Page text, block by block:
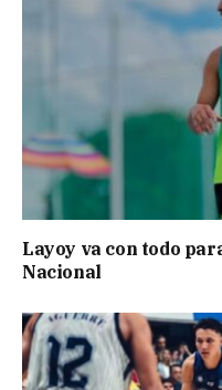
Layoy va con todo
Nacional